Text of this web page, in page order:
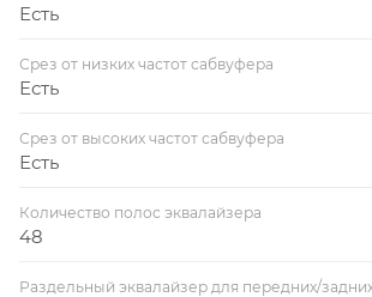
Есть
Срез от низких частот сабвуфера
Есть
Срез от высоких частот сабвуфера
Есть
Количество полос эквалайзера
48
Раздельный эквалайзер для передних/